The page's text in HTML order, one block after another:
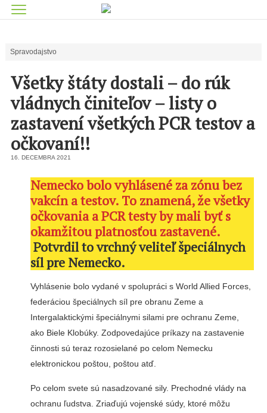
Spravodajstvo
Všetky štáty dostali – do rúk
vládnych činiteľov – listy o
zastavení všetkých PCR testov a
očkovaní!!
16. DECEMBRA 2021
Nemecko bolo vyhlásené za zónu bez
vakcín a testov. To znamená, že všetky
očkovania a PCR testy by mali byť s
okamžitou platnosťou zastavené.
Potvrdil to vrchný veliteľ špeciálnych
síl pre Nemecko.
Vyhlásenie bolo vydané v spolupráci s World Allied Forces,
federáciou špeciálnych síl pre obranu Zeme a
Intergalaktickými špeciálnymi silami pre ochranu Zeme,
ako Biele Klobúky. Zodpovedajúce príkazy na zastavenie
činnosti sú teraz rozosielané po celom Nemecku
elektronickou poštou, poštou atď.
Po celom svete sú nasadzované sily. Prechodné vlády na
ochranu ľudstva. Zriaďujú vojenské súdy, ktoré môžu